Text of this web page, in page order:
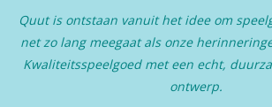
Speelgoed
Quut is ontstaan vanuit het idee om
net zo lang meegaat als onze
Kwaliteitsspeelgoed met een echt,
ontwerp.